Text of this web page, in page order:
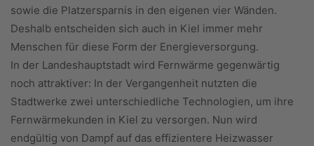
sowie die Platzersparnis in den eigenen vier Wänden.
Deshalb entscheiden sich auch in Kiel immer mehr
Menschen für diese Form der Energieversorgung.
In der Landeshauptstadt wird Fernwärme gegenwärtig
noch attraktiver: In der Vergangenheit nutzten die
Stadtwerke zwei unterschiedliche Technologien, um ihre
Fernwärmekunden in Kiel zu versorgen. Nun wird
endgültig von Dampf auf das effizientere Heizwasser